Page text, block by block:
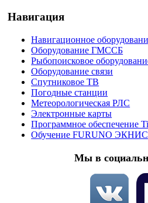
Навигация
Навигационное
Оборудование ГМССБ
Рыбопоисковое
Оборудование связи
Спутниковое ТВ
Погодные станции
Метеорологическая РЛС
Электронные карты
Программное обеспечение
Обучение FURUNO ЭКНИС
Мы в